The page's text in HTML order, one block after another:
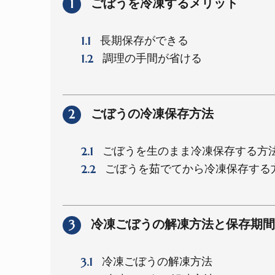
1 ごぼうを冷凍するメリット
1.1 長期保存ができる
1.2 調理の手間が省ける
2 ごぼうの冷凍保存方法
2.1 ごぼうを生のまま冷凍保存する方
2.2 ごぼうを茹でてから冷凍保存する
3 冷凍ごぼうの解凍方法と保存期間
3.1 冷凍ごぼうの解凍方法